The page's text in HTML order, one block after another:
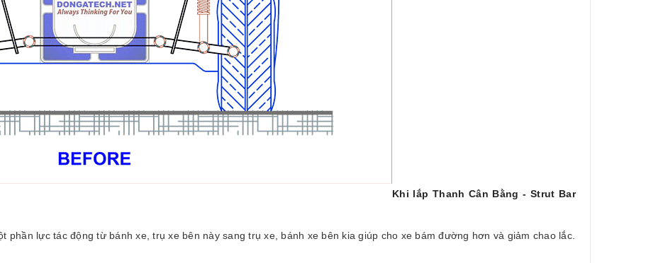
Khi lắp Thanh Cân Bằng - Strut Bar
phần lực tác động từ bánh xe, trụ xe bên này sang trụ xe, bánh xe bên kia giúp cho xe bám đường hơn và giảm chao lắc.